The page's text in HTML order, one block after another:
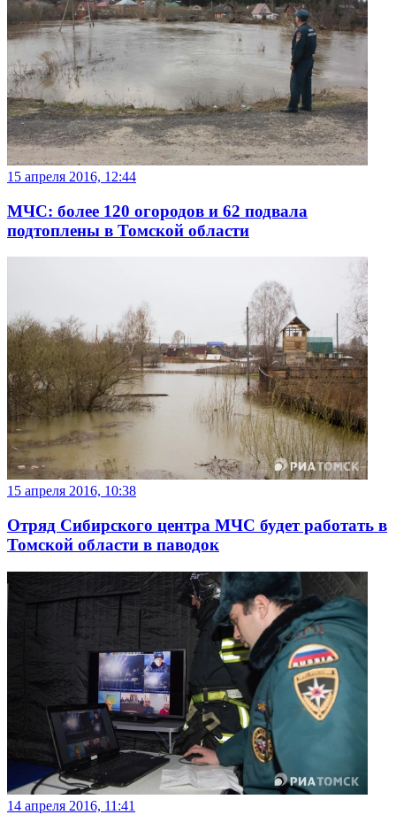
15 апреля 2016, 12:44
МЧС: более 120 огородов и 62 подвала
подтоплены в Томской области
15 апреля 2016, 10:38
Отряд Сибирского центра МЧС будет работать в
Томской области в паводок
14 апреля 2016, 11:41